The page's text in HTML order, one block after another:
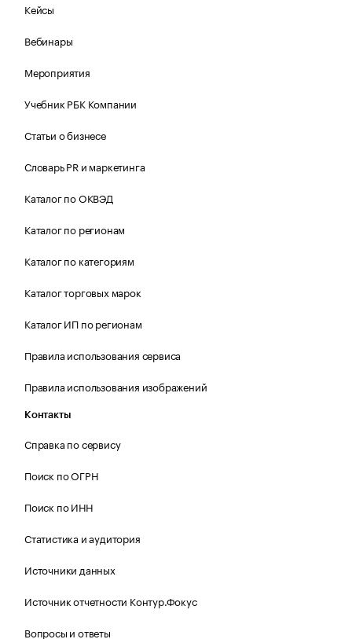
Кейсы
Вебинары
Мероприятия
Учебник РБК Компании
Статьи о бизнесе
Словарь PR и маркетинга
Каталог по ОКВЭД
Каталог по регионам
Каталог по категориям
Каталог торговых марок
Каталог ИП по регионам
Правила использования сервиса
Правила использования изображений
Контакты
Справка по сервису
Поиск по ОГРН
Поиск по ИНН
Статистика и аудитория
Источники данных
Источник отчетности Контур.Фокус
Вопросы и ответы